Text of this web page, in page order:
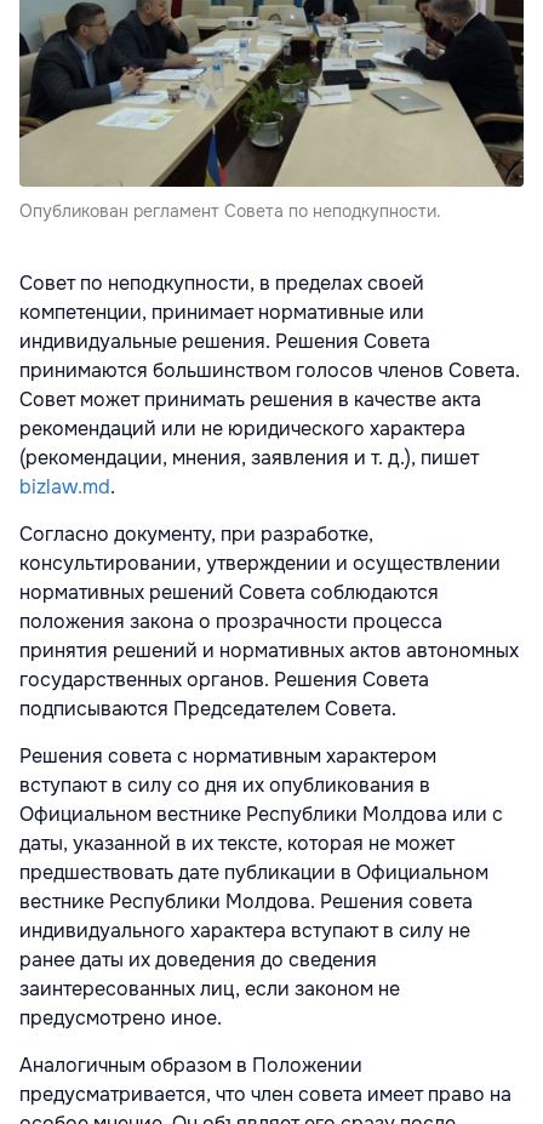
Опубликован регламент Совета по неподкупности.
Совет по неподкупности, в пределах своей
компетенции, принимает нормативные или
индивидуальные решения. Решения Совета
принимаются большинством голосов членов Совета.
Совет может принимать решения в качестве акта
рекомендаций или не юридического характера
(рекомендации, мнения, заявления и т. д.), пишет
bizlaw.md.
Согласно документу, при разработке,
консультировании, утверждении и осуществлении
нормативных решений Совета соблюдаются
положения закона о прозрачности процесса
принятия решений и нормативных актов автономных
государственных органов. Решения Совета
подписываются Председателем Совета.
Решения совета с нормативным характером
вступают в силу со дня их опубликования в
Официальном вестнике Республики Молдова или с
даты, указанной в их тексте, которая не может
предшествовать дате публикации в Официальном
вестнике Республики Молдова. Решения совета
индивидуального характера вступают в силу не
ранее даты их доведения до сведения
заинтересованных лиц, если законом не
предусмотрено иное.
Аналогичным образом в Положении
предусматривается, что член совета имеет право на